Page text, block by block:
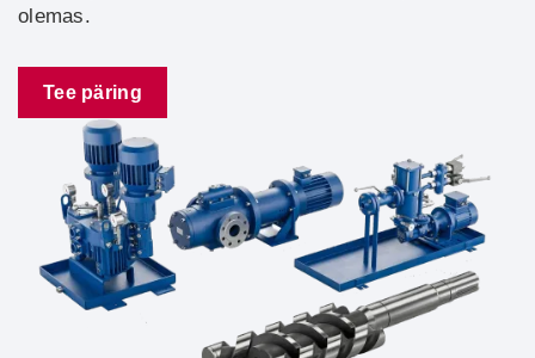
olemas.
Tee päring